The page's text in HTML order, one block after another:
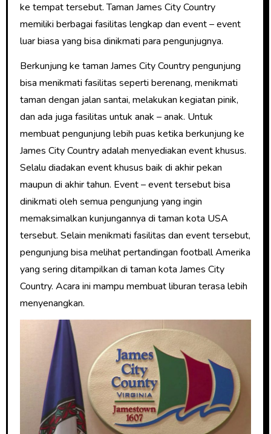
ke tempat tersebut. Taman James City Country
memiliki berbagai fasilitas lengkap dan event – event
luar biasa yang bisa dinikmati para pengunjugnya.
Berkunjung ke taman James City Country pengunjung
bisa menikmati fasilitas seperti berenang, menikmati
taman dengan jalan santai, melakukan kegiatan pinik,
dan ada juga fasilitas untuk anak – anak. Untuk
membuat pengunjung lebih puas ketika berkunjung ke
James City Country adalah menyediakan event khusus.
Selalu diadakan event khusus baik di akhir pekan
maupun di akhir tahun. Event – event tersebut bisa
dinikmati oleh semua pengunjung yang ingin
memaksimalkan kunjungannya di taman kota USA
tersebut. Selain menikmati fasilitas dan event tersebut,
pengunjung bisa melihat pertandingan football Amerika
yang sering ditampilkan di taman kota James City
Country. Acara ini mampu membuat liburan terasa lebih
menyenangkan.